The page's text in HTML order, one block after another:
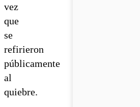
vez
que
se
refirieron
públicamente
al
quiebre.